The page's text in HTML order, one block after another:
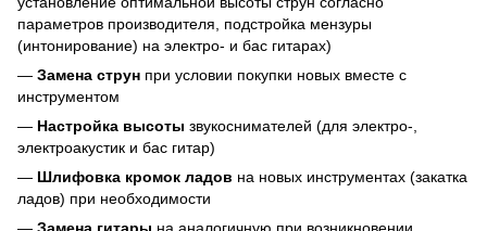
параметров производителя, подстройка мензуры
(интонирование) на электро- и бас гитарах)
— Замена струн при условии покупки новых вместе с
инструментом
— Настройка высоты звукоснимателей (для электро-,
электроакустик и бас гитар)
— Шлифовка кромок ладов на новых инструментах (закатка
ладов) при необходимости